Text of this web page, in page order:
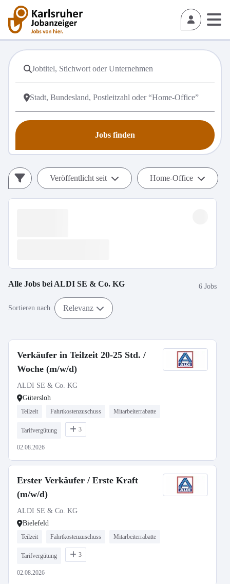
Jobs finden
Veröffentlicht seit Home-Office
Alle Jobs bei ALDI SE & Co. KG 6 Jobs
Sortieren nach Relevanz
Verkäufer in Teilzeit 20-25 Std. /
Woche (m/w/d)
ALDI SE & Co. KG
Gütersloh
Teilzeit Fahrtkostenzuschuss Mitarbeiterrabatte
Tarifvergütung 3
02.08.2026
Erster Verkäufer / Erste Kraft
(m/w/d)
ALDI SE & Co. KG
Bielefeld
Teilzeit Fahrtkostenzuschuss Mitarbeiterrabatte
Tarifvergütung 3
02.08.2026